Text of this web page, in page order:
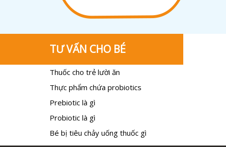
TƯ VẤN CHO BÉ
Thuốc cho trẻ lười ăn
Thực phẩm chứa probiotics
Prebiotic là gì
Probiotic là gì
Bé bị tiêu chảy uống thuốc gì